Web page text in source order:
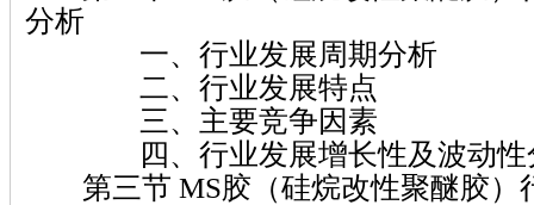
分析
一、行业发展周期分析
二、行业发展特点
三、主要竞争因素
四、行业发展增长性及波动性
第三节 MS胶（硅烷改性聚醚胶）